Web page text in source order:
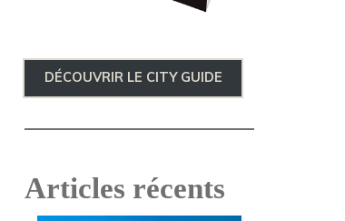
DÉCOUVRIR LE CITY GUIDE
Articles récents